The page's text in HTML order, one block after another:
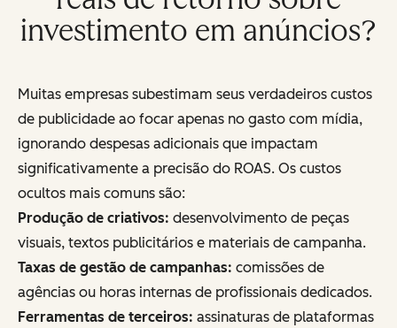
investimento em anúncios?
Muitas empresas subestimam seus verdadeiros custos
de publicidade ao focar apenas no gasto com mídia,
ignorando despesas adicionais que impactam
significativamente a precisão do ROAS. Os custos
ocultos mais comuns são:
Produção de criativos: desenvolvimento de peças
visuais, textos publicitários e materiais de campanha.
Taxas de gestão de campanhas: comissões de
agências ou horas internas de profissionais dedicados.
Ferramentas de terceiros: assinaturas de plataformas